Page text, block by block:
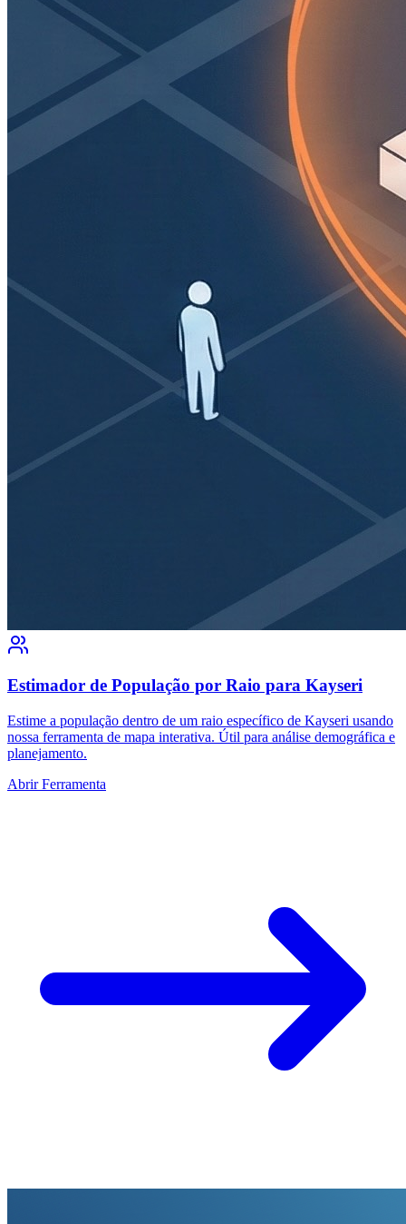
Estimador de População por Raio para Kayseri
Estime a população dentro de um raio específico de Kayseri usando
nossa ferramenta de mapa interativa. Útil para análise demográfica e
planejamento.
Abrir Ferramenta